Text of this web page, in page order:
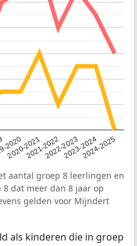
2020
2020-20212021-20222022-20232023-20242024-2025
aantal groep 8 leerlingen en
dat meer dan 8 jaar op
gelden voor Mijndert
als kinderen die in groep